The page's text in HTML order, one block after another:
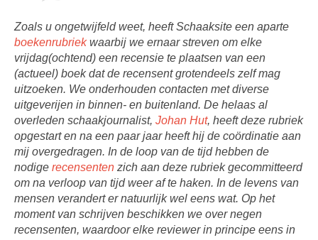
Zoals u ongetwijfeld weet, heeft Schaaksite een aparte
boekenrubriekwaarbij we ernaar streven om elke
vrijdag(ochtend) een recensie te plaatsen van een
(actueel) boek dat de recensent grotendeels zelf mag
uitzoeken. We onderhouden contacten met diverse
uitgeverijen in binnen- en buitenland. De helaas al
overleden schaakjournalist, Johan Hut, heeft deze rubriek
opgestart en na een paar jaar heeft hij de coördinatie aan
mij overgedragen. In de loop van de tijd hebben de
nodige recensenten zich aan deze rubriek gecommitteerd
om na verloop van tijd weer af te haken. In de levens van
mensen verandert er natuurlijk wel eens wat. Op het
moment van schrijven beschikken we over negen
recensenten, waardoor elke reviewer in principe eens in